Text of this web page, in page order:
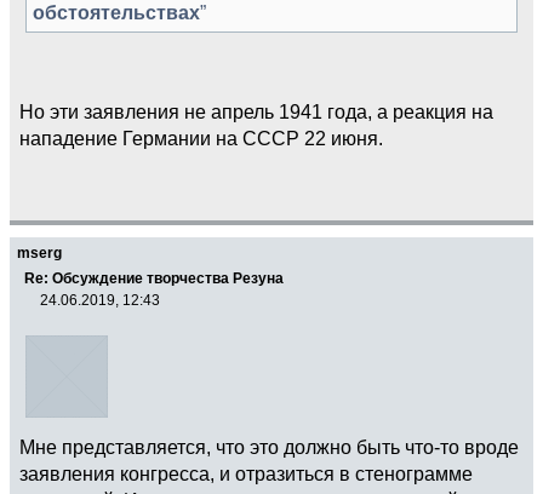
обстоятельствах”
Но эти заявления не апрель 1941 года, а реакция на
нападение Германии на СССР 22 июня.
mserg
Re: Обсуждение творчества Резуна
24.06.2019, 12:43
Мне представляется, что это должно быть что-то вроде
заявления конгресса, и отразиться в стенограмме